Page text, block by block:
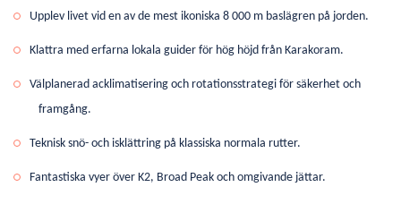
Upplev livet vid en av de mest ikoniska 8 000 m baslägren på jorden.
Klattra med erfarna lokala guider för hög höjd från Karakoram.
Välplanerad acklimatisering och rotationsstrategi för säkerhet och
framgång.
Teknisk snö- och isklättring på klassiska normala rutter.
Fantastiska vyer över K2, Broad Peak och omgivande jättar.